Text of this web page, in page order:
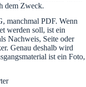
dem Zweck.
manchmal PDF. Wenn
werden soll, ist ein
Nachweis, Seite oder
Genau deshalb wird
ist ein Foto,